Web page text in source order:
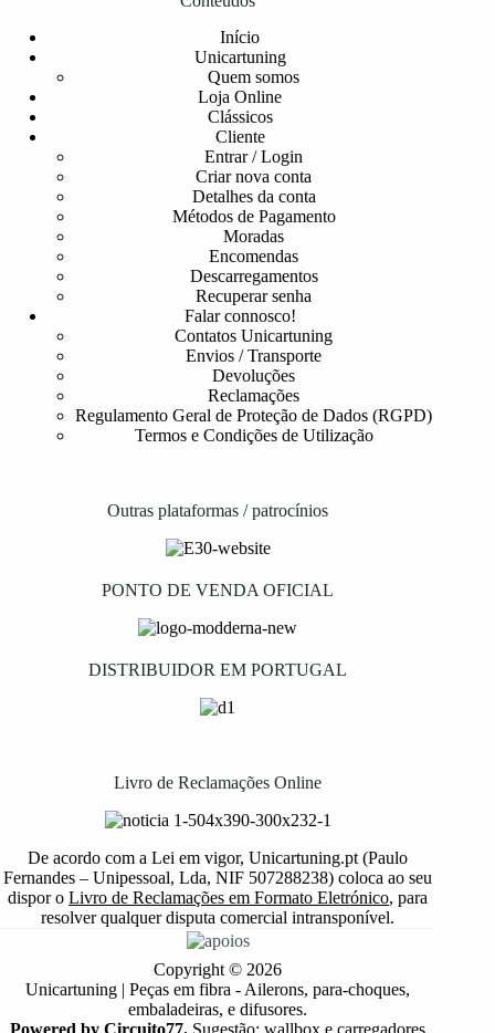
Início
Unicartuning
Quem somos
Loja Online
Clássicos
Cliente
Entrar / Login
Criar nova conta
Detalhes da conta
Métodos de Pagamento
Moradas
Encomendas
Descarregamentos
Recuperar senha
Falar connosco!
Contatos Unicartuning
Envios / Transporte
Devoluções
Reclamações
Regulamento Geral de Proteção de Dados (RGPD)
Termos e Condições de Utilização
Outras plataformas / patrocínios
PONTO DE VENDA OFICIAL
DISTRIBUIDOR EM PORTUGAL
Livro de Reclamações Online
De acordo com a Lei em vigor, Unicartuning.pt (Paulo
Fernandes – Unipessoal, Lda, NIF 507288238) coloca ao seu
dispor oLivro de Reclamações em Formato Eletrónico, para
resolver qualquer disputa comercial intransponível.
Copyright © 2026
Unicartuning | Peças em fibra - Ailerons, para-choques,
embaladeiras, e difusores.
Powered by Circuito77. Sugestão: wallbox e carregadores